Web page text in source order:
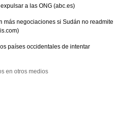
a las ONG (abc.es)
más negociaciones si Sudán no readmite
países occidentales de intentar
en otros medios